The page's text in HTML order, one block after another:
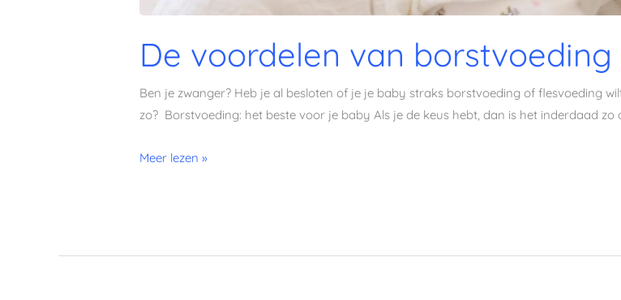
De voordelen van borstvoeding
Ben je zwanger? Heb je al besloten of je je baby straks borstvoeding of flesvoeding
zo? Borstvoeding: het beste voor je baby Als je de keus hebt, dan is het inderdaad
Meer lezen »